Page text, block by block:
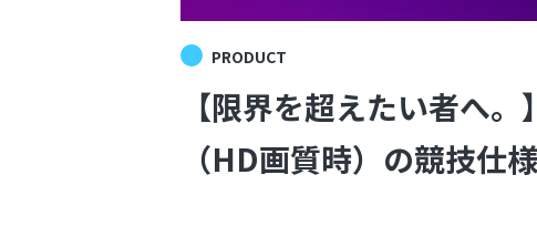
PRODUCT
【限界を超えたい者へ
（HD画質時）の競技仕